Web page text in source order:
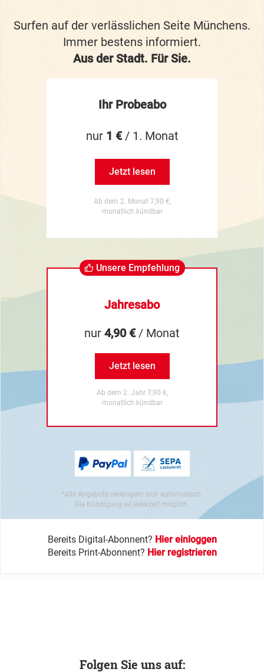
Surfen auf der verlässlichen Seite Münchens.
Immer bestens informiert.
Aus der Stadt. Für Sie.
Ihr Probeabo
nur 1 €/ 1. Monat
Jetzt lesen
Ab dem 2. Monat 7,90 €,
monatlich kündbar
Unsere Empfehlung
Jahresabo
nur 4,90 €/ Monat
Jetzt lesen
Ab dem 2. Jahr 7,90 €,
monatlich kündbar
*Alle Angebote verlängern sich automatisch.
Die Kündigung ist jederzeit möglich.
Bereits Digital-Abonnent? Hier einloggen
Bereits Print-Abonnent? Hier registrieren
Folgen Sie uns auf: